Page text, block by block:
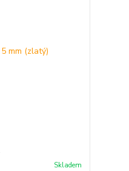
Skladem